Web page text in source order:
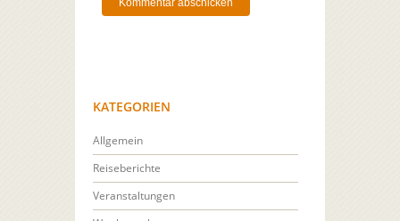
KATEGORIEN
Allgemein
Reiseberichte
Veranstaltungen